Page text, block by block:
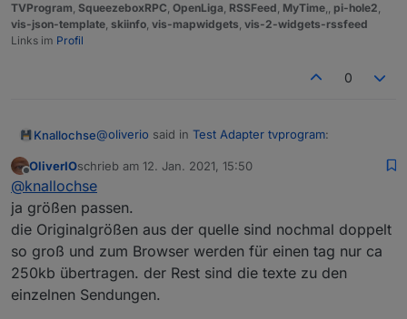
TVProgram, SqueezeboxRPC, OpenLiga, RSSFeed, MyTime,, pi-hole2,
vis-json-template, skiinfo, vis-mapwidgets, vis-2-widgets-rssfeed
Links im Profil
0
Knallochse@oliverio said in Test Adapter tvprogram:
Ich habe den config-Datenpunkt eingegeben .
Jetzt sieht es so aus
Wo wird denn jetzt die Datenbank abgelegt, so
dass ich Prüfen kann, ob diese befüllt wird.
Edit: Habe es gefunden (Sieht das gut aus - von
Offline
OliverIOschrieb am 12. Jan. 2021, 15:50
zuletzt editiert von
@knallochse
ja größen passen.
die Originalgrößen aus der quelle sind nochmal doppelt
so groß und zum Browser werden für einen tag nur ca
250kb übertragen. der Rest sind die texte zu den
einzelnen Sendungen.